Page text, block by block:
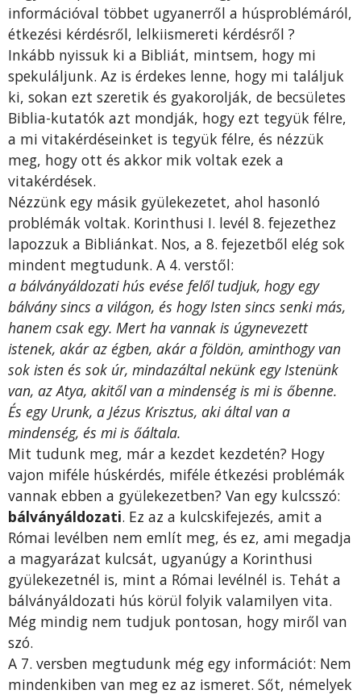
információval többet ugyanerről a húsproblémáról,
étkezési kérdésről, lelkiismereti kérdésről ?
Inkább nyissuk ki a Bibliát, mintsem, hogy mi
spekuláljunk. Az is érdekes lenne, hogy mi találjuk
ki, sokan ezt szeretik és gyakorolják, de becsületes
Biblia-kutatók azt mondják, hogy ezt tegyük félre,
a mi vitakérdéseinket is tegyük félre, és nézzük
meg, hogy ott és akkor mik voltak ezek a
vitakérdések.
Nézzünk egy másik gyülekezetet, ahol hasonló
problémák voltak. Korinthusi I. levél 8. fejezethez
lapozzuk a Bibliánkat. Nos, a 8. fejezetből elég sok
mindent megtudunk. A 4. verstől:
a bálványáldozati hús evése felől tudjuk, hogy egy
bálvány sincs a világon, és hogy Isten sincs senki más,
hanem csak egy. Mert ha vannak is úgynevezett
istenek, akár az égben, akár a földön, aminthogy van
sok isten és sok úr, mindazáltal nekünk egy Istenünk
van, az Atya, akitől van a mindenség is mi is őbenne.
És egy Urunk, a Jézus Krisztus, aki által van a
mindenség, és mi is őáltala.
Mit tudunk meg, már a kezdet kezdetén? Hogy
vajon miféle húskérdés, miféle étkezési problémák
vannak ebben a gyülekezetben? Van egy kulcsszó:
bálványáldozati. Ez az a kulcskifejezés, amit a
Római levélben nem említ meg, és ez, ami megadja
a magyarázat kulcsát, ugyanúgy a Korinthusi
gyülekezetnél is, mint a Római levélnél is. Tehát a
bálványáldozati hús körül folyik valamilyen vita.
Még mindig nem tudjuk pontosan, hogy miről van
szó.
A 7. versben megtudunk még egy információt: Nem
mindenkiben van meg ez az ismeret. Sőt, némelyek